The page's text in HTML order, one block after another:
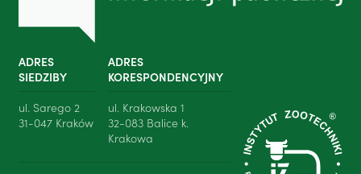
ADRES
SIEDZIBY
ul. Sarego 2
31-047 Kraków
ADRES
KORESPONDENCYJNY
ul. Krakowska 1
32-083 Balice k.
Krakowa